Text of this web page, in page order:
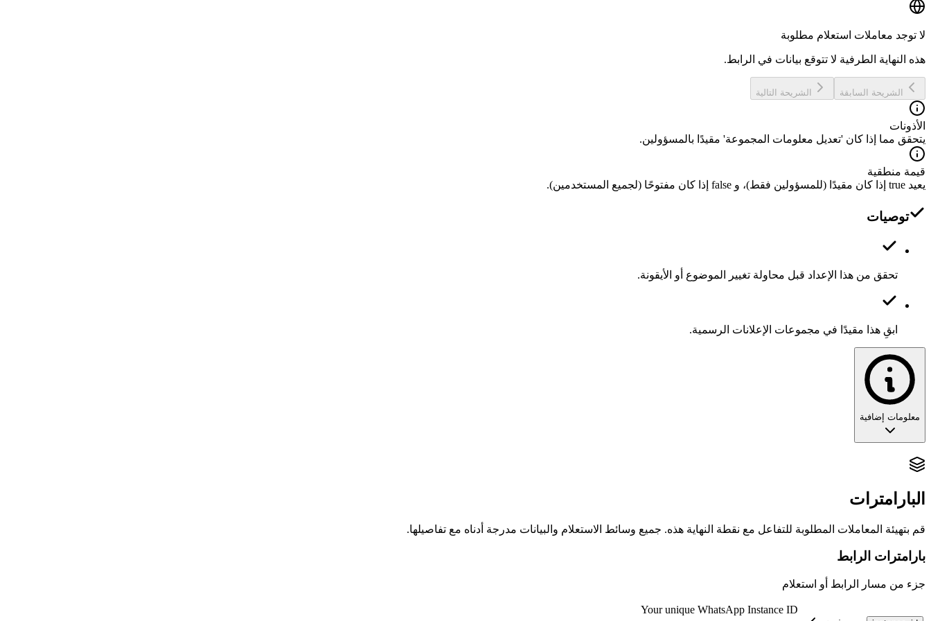
لا توجد معاملات استعلام مطلوبة
هذه النهاية الطرفية لا تتوقع بيانات في الرابط.
الشريحة السابقة الشريحة التالية
الأذونات
يتحقق مما إذا كان 'تعديل معلومات المجموعة' مقيدًا بالمسؤولين.
قيمة منطقية
يعيد true إذا كان مقيدًا (للمسؤولين فقط)، و false إذا كان مفتوحًا (لجميع المستخدمين).
توصيات
تحقق من هذا الإعداد قبل محاولة تغيير الموضوع أو الأيقونة.
ابقِ هذا مقيدًا في مجموعات الإعلانات الرسمية.
معلومات إضافية
تدقيق الحوكمة: التحقق من نزاهة البيانات الوصفية
تعد واجهة جلب إعدادات قفل المعلومات
🏗️ الفلسفة المعمارية: استرجاع قناع الأذونات الهيكلية
من منظور تقني، هذه الواجهة هي
التحقق دون صلاحيات
: يمكن لأي عضو في المجموعة الاستعلام عن هذه الإعدادات، مما يتيح لنظامك مراقبة المجموعات التي يشترك فيها كمشارك عادي دون الحاجة لصلاحيات إدارة مرتفعة.
البارامترات
قم بتهيئة المعاملات المطلوبة للتفاعل مع نقطة النهاية هذه. جميع وسائط الاستعلام والبيانات مدرجة أدناه مع تفاصيلها.
بارامترات الرابط
جزء من مسار الرابط أو استعلام
Your unique WhatsApp Instance ID